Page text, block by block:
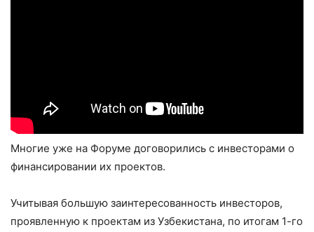
Многие уже на Форуме договорились с инвесторами о
финансировании их проектов.
Учитывая большую заинтересованность инвесторов,
проявленную к проектам из Узбекистана, по итогам 1-го